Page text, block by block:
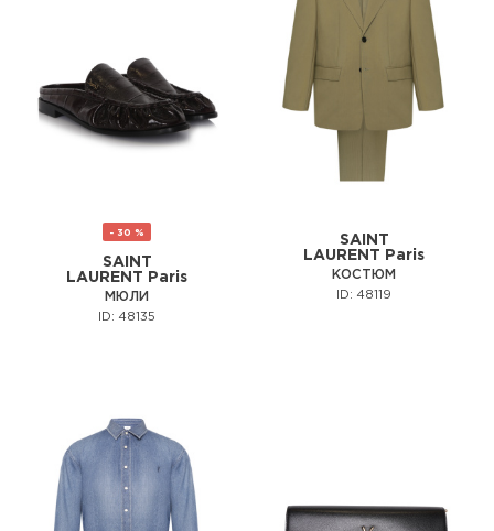
- 30 %
SAINT
LAURENT Paris
МЮЛИ
ID: 48135
SAINT
LAURENT Paris
КОСТЮМ
ID: 48119